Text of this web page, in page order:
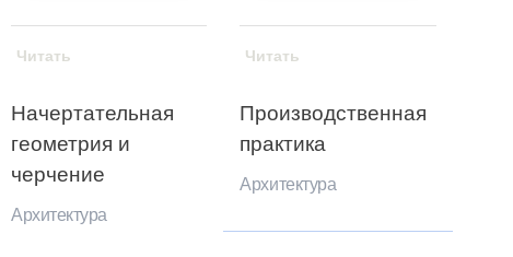
Начертательная
геометрия и
черчение
Архитектура
Читать
Производственная
практика
Архитектура
Читать